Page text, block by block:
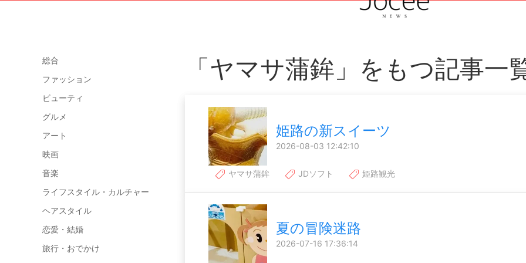
総合
ファッション
ビューティ
グルメ
アート
映画
音楽
ライフスタイル・カルチャー
ヘアスタイル
恋愛・結婚
旅行・おでかけ
「ヤマサ蒲鉾」をもつ記事一
姫路の新スイーツ
2026-08-03 12:42:10
ヤマサ蒲鉾 JDソフト 姫路観光
夏の冒険迷路
2026-07-16 17:36:14